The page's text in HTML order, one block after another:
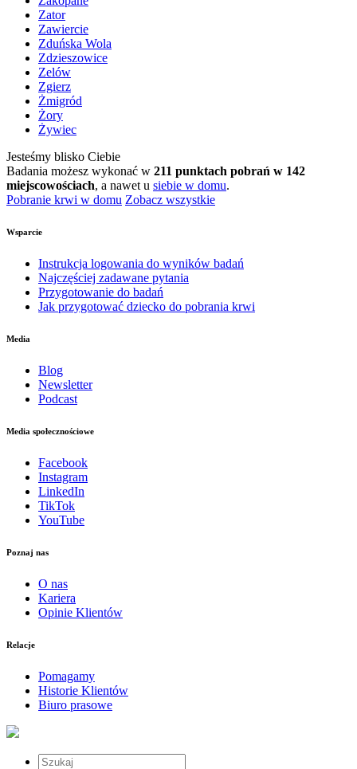
Zator
Zawiercie
Zduńska Wola
Zdzieszowice
Zelów
Zgierz
Żmigród
Żory
Żywiec
Jesteśmy blisko Ciebie
Badania możesz wykonać w 211 punktach pobrań w 142
miejscowościach, a nawet u siebie w domu.
Pobranie krwi w domu Zobacz wszystkie
Wsparcie
Instrukcja logowania do wyników badań
Najczęściej zadawane pytania
Przygotowanie do badań
Jak przygotować dziecko do pobrania krwi
Media
Blog
Newsletter
Podcast
Media społecznościowe
Facebook
Instagram
LinkedIn
TikTok
YouTube
Poznaj nas
O nas
Kariera
Opinie Klientów
Relacje
Pomagamy
Historie Klientów
Biuro prasowe